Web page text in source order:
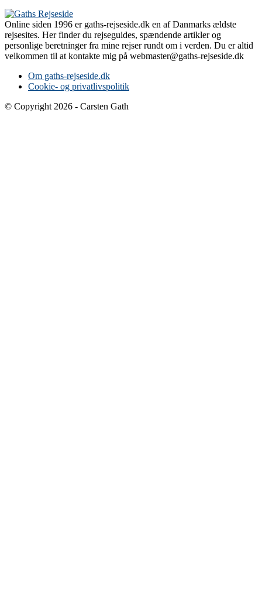
Online siden 1996 er gaths-rejseside.dk en af Danmarks ældste
rejsesites. Her finder du rejseguides, spændende artikler og
personlige beretninger fra mine rejser rundt om i verden. Du er altid
velkommen til at kontakte mig på webmaster@gaths-rejseside.dk
Om gaths-rejseside.dk
Cookie- og privatlivspolitik
© Copyright 2026 - Carsten Gath